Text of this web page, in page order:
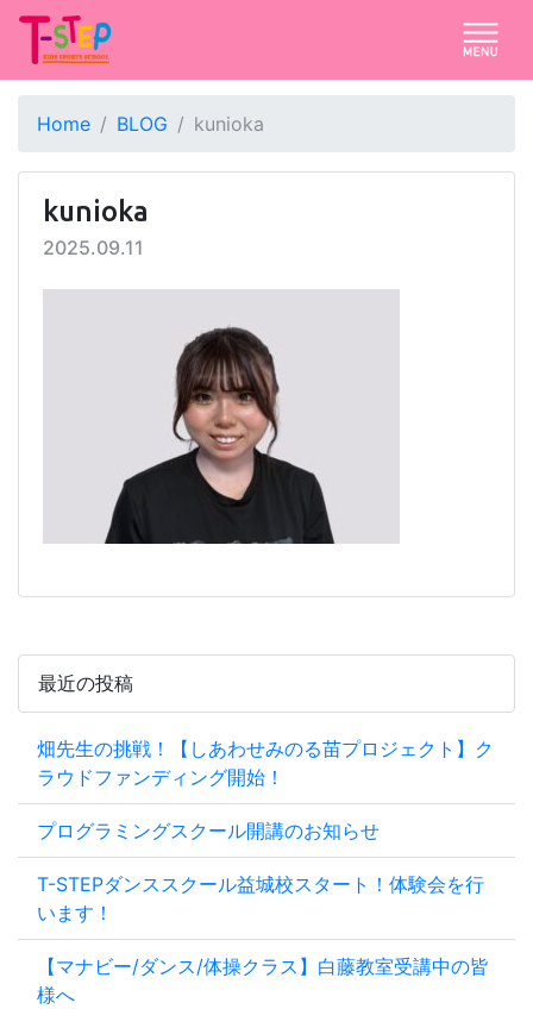
Home BLOG kunioka
kunioka
2025.09.11
最近の投稿
畑先生の挑戦！【しあわせみのる苗プロジェクト】ク
ラウドファンディング開始！
プログラミングスクール開講のお知らせ
T-STEPダンススクール益城校スタート！体験会を行
います！
【マナビー/ダンス/体操クラス】白藤教室受講中の皆
様へ